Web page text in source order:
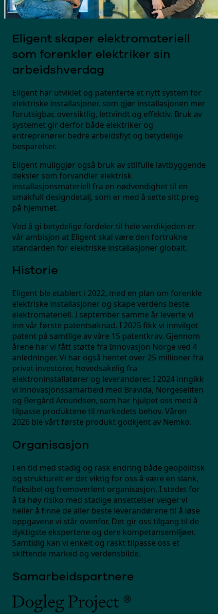
Eligent skaper elektromateriell
som forenkler elektriker sin
arbeidshverdag
Eligent har utviklet og patenterte et nytt system for
elektriske installasjoner, som gjør installasjonen mer
forutsigbar, oversiktlig, lettvindt og effektiv. Bruk av
systemet gir derfor både elektriker og
entreprenører bedre arbeidsflyt og betydelige
besparelser.
Eligent muliggjør også bruk av stilfulle lavtbyggende
deksler som forvandler elektrisk
installasjonsmateriell fra en nødvendighet til en
smakfull designdetalj, som er med å sette sitt preg
på hjemmet.
Ved å gi betydelige fordeler til hele verdikjeden er
vår ambisjon at Eligent skal være den fortrukne
standarden for elektriske installasjoner globalt.
Historie
Eligent ble etablert i 2022, med en plan om forenkle
elektriske installasjoner og skape verdens beste
elektromateriell. I september samme år leverte vi
inn vår første patentsøknad. I 2025 fikk vi innvilget
patent på samtlige av våre 15 patentkrav. Gjennom
årene har vi fått støtte fra Innovasjon Norge ved 4
anledninger. Vi har også hentet over 25 millioner fra
privat investorer, hovedsakelig fra
elektroninstallatører og leverandører. I 2024 inngikk
vi innovasjonssamarbeid med Bravida, Norgeseliten
og Bergård Amundsen, som har hjulpet oss med å
tilpasse produktene til markedets behov. Våren
2026 ble vårt første produkt godkjent av Nemko.
Organisasjon
I en tid med stadig og rask endring både geopolitisk
og strukturelt er det viktig for oss å være en slank,
fleksibel og fremoverlent organisasjon. I stedet for
å ta høy risiko med stadige ansettelser velger vi
heller å finne de aller beste leverandørene til å løse
oppgavene vi står ovenfor. Det gir oss tilgang til de
dyktigste ekspertene og dere kompetansemiljøer.
Samtidig kan vi enkelt og raskt tilpasse oss et
skiftende marked og verdensbilde.
Samarbeidspartnere